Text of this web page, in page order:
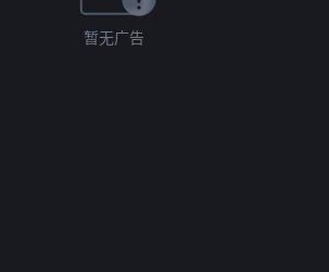
暂无广告